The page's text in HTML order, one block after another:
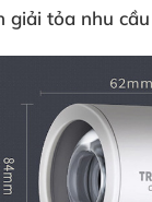
giải tỏa nhu